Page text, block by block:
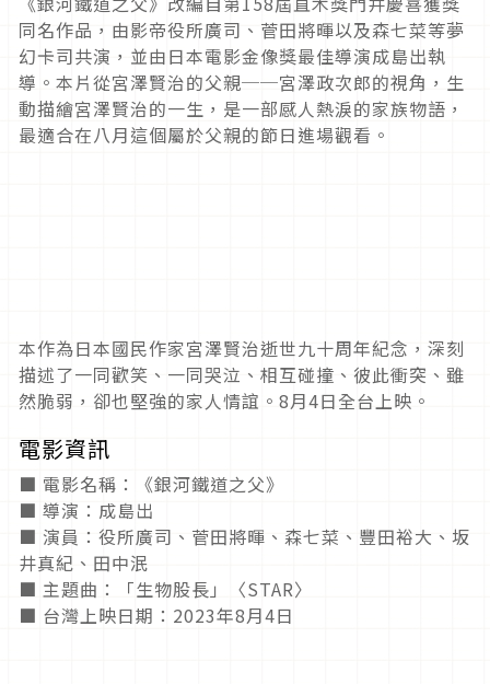
同名作品，由影帝役所廣司、菅田將暉以及森七菜等夢
幻卡司共演，並由日本電影金像獎最佳導演成島出執
導。本片從宮澤賢治的父親──宮澤政次郎的視角，生
動描繪宮澤賢治的一生，是一部感人熱淚的家族物語，
最適合在八月這個屬於父親的節日進場觀看。
本作為日本國民作家宮澤賢治逝世九十周年紀念，深刻
描述了一同歡笑、一同哭泣、相互碰撞、彼此衝突、雖
然脆弱，卻也堅強的家人情誼。8月4日全台上映。
電影資訊
■ 電影名稱：《銀河鐵道之父》
■ 導演：成島出
■ 演員：役所廣司、菅田將暉、森七菜、豐田裕大、坂
井真紀、田中泯
■ 主題曲：「生物股長」〈STAR〉
■ 台灣上映日期：2023年8月4日